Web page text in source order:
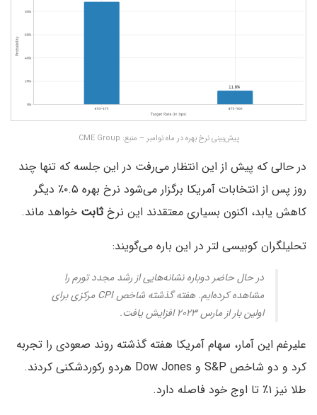
پیش‌بینی نرخ بهره در ماه نوامبر – منبع: CME Group
در حالی که پیش از این انتظار می‌رفت در این جلسه که تنها چند
روز پس از انتخابات آمریکا برگزار می‌شود نرخ بهره ۰.۵٪ دیگر
کاهش یابد، اکنون بسیاری معتقدند این نرخ ثابت خواهد ماند.
تحلیلگران کوبیسی لتر در این باره می‌گویند:
در حال حاضر دوباره نشانه‌هایی از رشد مجدد تورم را
مشاهده کرده‌ایم. هفته گذشته شاخص CPI مرکزی برای
اولین بار از مارس ۲۰۲۳ افزایش یافت.
علیرغم این آمار، سهام آمریکا هفته گذشته روند صعودی را تجربه
کرد و دو شاخص S&P و Dow Jones هردو رکوردشکنی کردند.
طلا نیز ۱٪ تا اوج خود فاصله دارد.